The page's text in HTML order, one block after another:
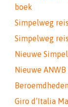
boek
Simpelweg
Simpelweg
Nieuwe
Nieuwe
Giro d’Italia